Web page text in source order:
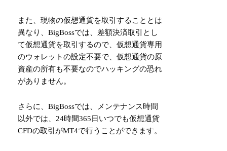
また、現物の仮想通貨を取引することとは
異なり、BigBossでは、差額決済取引とし
て仮想通貨を取引するので、仮想通貨専用
のウォレットの設定不要で、仮想通貨の原
資産の所有も不要なのでハッキングの恐れ
がありません。
さらに、BigBossでは、メンテナンス時間
以外では、24時間365日いつでも仮想通貨
CFDの取引がMT4で行うことができます。